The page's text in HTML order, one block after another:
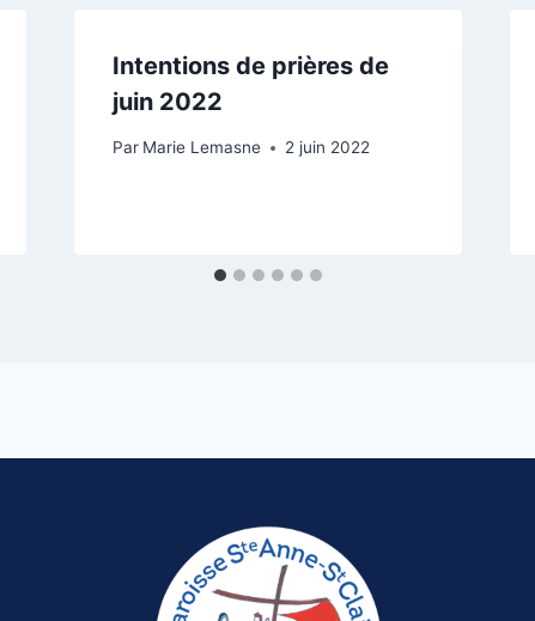
Intentions de prières de
juin 2022
Par Marie Lemasne 2 juin 2022